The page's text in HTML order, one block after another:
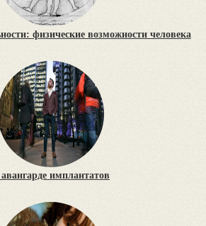
физические возможности человека
имплантатов